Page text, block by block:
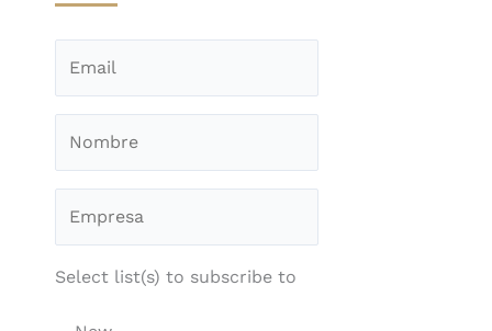
Select list(s) to subscribe to